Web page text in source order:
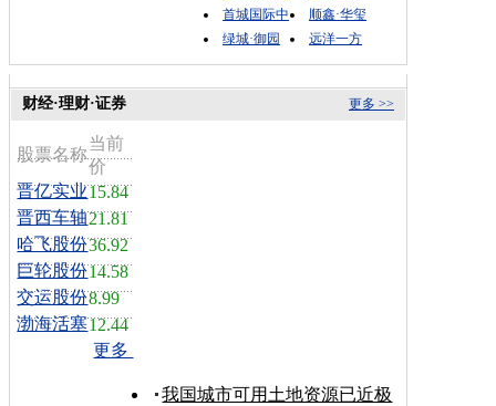
首城国际中
顺鑫·华玺
绿城·御园
远洋一方
更多 >>
财经·理财·证券
股票名称
当前
价
晋亿实业15.84
晋西车轴21.81
哈飞股份36.92
巨轮股份14.58
交运股份8.99
渤海活塞12.44
更多
我国城市可用土地资源已近极